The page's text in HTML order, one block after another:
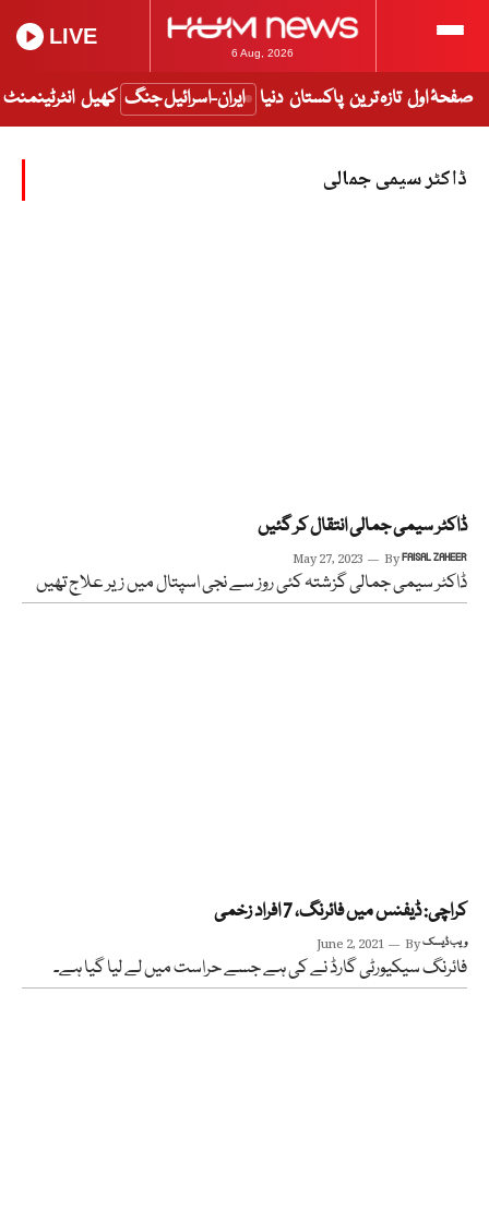
6 Aug, 2026
LIVE
صفحۂ اول تازہ ترین پاکستان دنیا ایران-اسرائیل جنگ کھیل انٹرٹینمنٹ
ڈاکٹر سیمی جمالی
ڈاکٹر سیمی جمالی انتقال کر گئیں
May 27, 2023 ByFAISAL ZAHEER
ڈاکٹر سیمی جمالی گزشتہ کئی روز سے نجی اسپتال میں زیر علاج تھیں
کراچی: ڈیفنس میں فائرنگ، 7 افراد زخمی
June 2, 2021 Byویب ڈیسک
فائرنگ سیکیورٹی گارڈ نے کی ہے جسے حراست میں لے لیا گیا ہے۔